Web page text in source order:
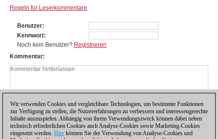
Regeln für Leserkommentare
Benutzer
Kennwort
Noch kein Benutzer? Registrieren
Kommentar
Wir verwenden Cookies und vergleichbare Technologien, um bestimmte Funktionen
zur Verfügung zu stellen, die Nutzererfahrungen zu verbessern und interessengerechte
Inhalte auszuspielen. Abhängig von ihrem Verwendungszweck können dabei neben
technisch erforderlichen Cookies auch Analyse-Cookies sowie Marketing-Cookies
eingesetzt werden. Hier können Sie der Verwendung von Analyse-Cookies und